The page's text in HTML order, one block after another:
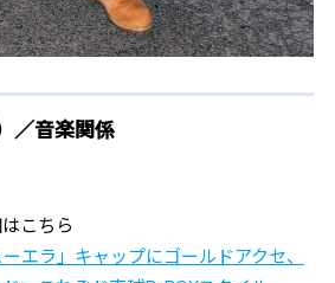
／音楽関係
こちら
エラ」キャップにゴールドアクセ、